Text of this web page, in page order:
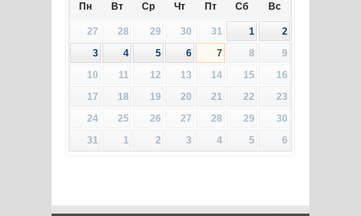
Пн Вт Ср Чт Пт Сб Вс
27 28 29 30 31 1
2
3
4 5 6 7 8
9
10
11 12 13 14 15
16
17
18 19 20 21 22
23
24
25 26 27 28 29
30
31
1 2 3 4 5 6